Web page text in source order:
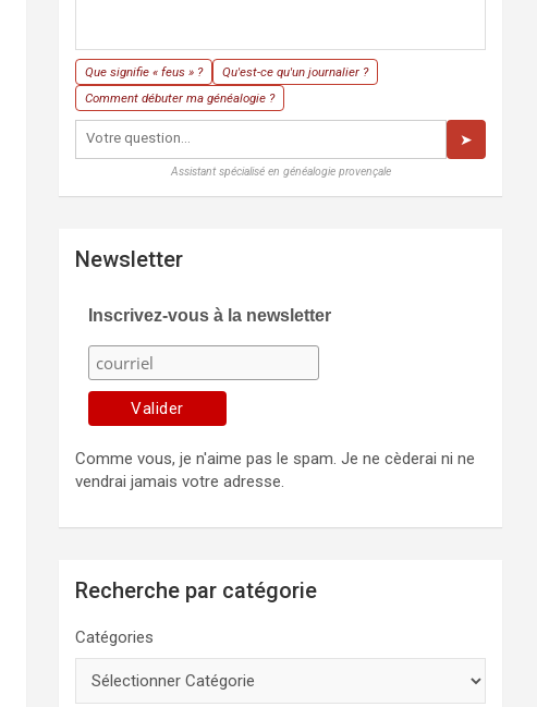
Que signifie « feus » ?
Qu'est-ce qu'un journalier ?
Comment débuter ma généalogie ?
➤
Assistant spécialisé en généalogie provençale
Newsletter
Inscrivez-vous à la newsletter
Comme vous, je n'aime pas le spam. Je ne cèderai ni ne
vendrai jamais votre adresse.
Recherche par catégorie
Catégories